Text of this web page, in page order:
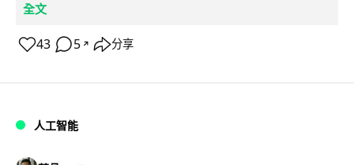
全文
43 5 ↗ 分享
人工智能